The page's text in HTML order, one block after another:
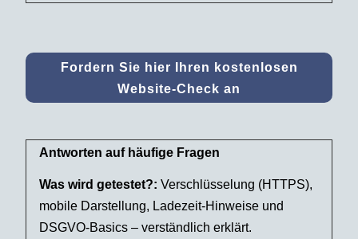
Fordern Sie hier Ihren kostenlosen
Website-Check an
Antworten auf häufige Fragen
Was wird getestet?: Verschlüsselung (HTTPS),
mobile Darstellung, Ladezeit-Hinweise und
DSGVO-Basics – verständlich erklärt.